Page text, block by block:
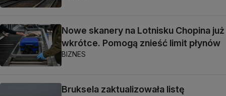
Nowe skanery na Lotnisku Chopina już
wkrótce. Pomogą znieść limit płynów
BIZNES
Bruksela zaktualizowała listę